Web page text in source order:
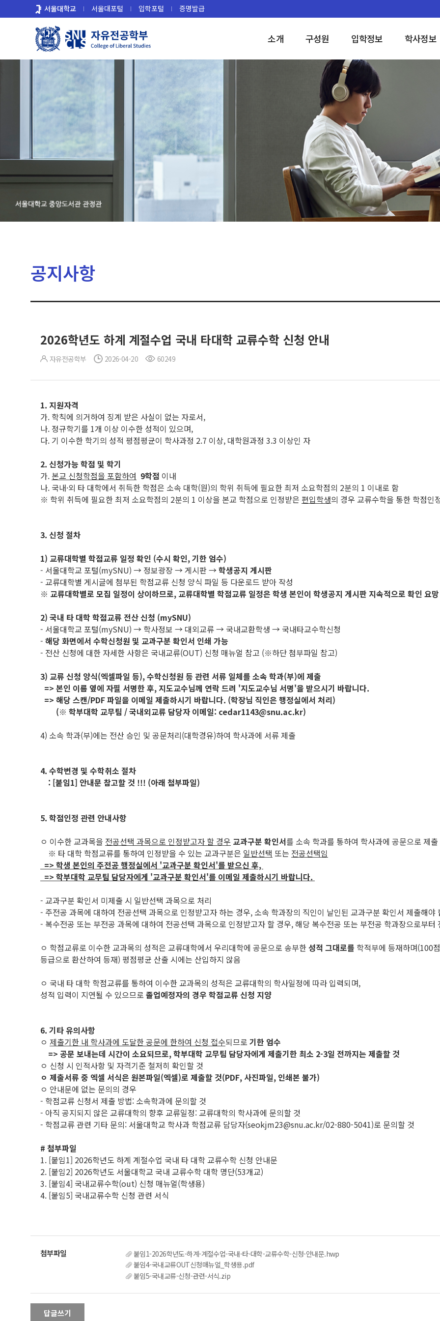
로
서울대학교 서울대포털 입학포털 증명발급
소개 구성원 입학정보 학사정보
공지사항
2026학년도 하계 계절수업 국내 타대학 교류수학 신청 안내
자유전공학부 2026-04-20 60249
1. 지원자격
가. 학칙에 의거하여 징계 받은 사실이 없는 자로서,
나. 정규학기를 1개 이상 이수한 성적이 있으며,
다. 기 이수한 학기의 성적 평점평균이 학사과정 2.7 이상, 대학원과정 3.3 이상인 자
2. 신청가능 학점 및 학기
가. 본교 신청학점을 포함하여 9학점 이내
나. 국내·외 타 대학에서 취득한 학점은 소속 대학(원)의 학위 취득에 필요한 최저 소요학점의 2분의 1 이내로 함
※ 학위 취득에 필요한 최저 소요학점의 2분의 1 이상을 본교 학점으로 인정받은 편입학생의 경우 교류수학을 통한 학점인
3. 신청 절차
1) 교류대학별 학점교류 일정 확인 (수시 확인, 기한 엄수)
- 서울대학교 포털(mySNU) → 정보광장 → 게시판 →학생공지 게시판
- 교류대학별 게시글에 첨부된 학점교류 신청 양식 파일 등 다운로드 받아 작성
※ 교류대학별로 모집 일정이 상이하므로, 교류대학별 학점교류 일정은 학생 본인이 학생공지 게시판 지속적으로 확인 요망
2) 국내 타 대학 학점교류 전산 신청 (mySNU)
- 서울대학교 포털(mySNU) → 학사정보 → 대외교류 → 국내교환학생 → 국내타교수학신청
- 해당 화면에서 수학신청원 및 교과구분 확인서 인쇄 가능
- 전산 신청에 대한 자세한 사항은 국내교류(OUT) 신청 매뉴얼 참고 (※하단 첨부파일 참고)
3) 교류 신청 양식(엑셀파일 등), 수학신청원 등 관련 서류 일체를 소속 학과(부)에 제출
=> 본인 이름 옆에 자필 서명한 후, 지도교수님께 연락 드려 '지도교수님 서명'을 받으시기 바랍니다.
=> 해당 스캔/PDF 파일을 이메일 제출하시기 바랍니다. (학장님 직인은 행정실에서 처리)
(※ 학부대학 교무팀 / 국내외교류 담당자 이메일: cedar1143@snu.ac.kr)
4) 소속 학과(부)에는 전산 승인 및 공문처리(대학경유)하여 학사과에 서류 제출
4. 수학변경 및 수학취소 절차
: [붙임1] 안내문 참고할 것 !!! (아래 첨부파일)
5. 학점인정 관련 안내사항
ㅇ 이수한 교과목을 전공선택 과목으로 인정받고자 할 경우 교과구분 확인서를 소속 학과를 통하여 학사과에 공문으로 제출
※ 타 대학 학점교류를 통하여 인정받을 수 있는 교과구분은 일반선택 또는 전공선택임
=> 학생 본인의 주전공 행정실에서 '교과구분 확인서'를 받으신 후,
=> 학부대학 교무팀 담당자에게 '교과구분 확인서'를 이메일 제출하시기 바랍니다.
- 교과구분 확인서 미제출 시 일반선택 과목으로 처리
- 주전공 과목에 대하여 전공선택 과목으로 인정받고자 하는 경우, 소속 학과장의 직인이 날인된 교과구분 확인서 제출해야
- 복수전공 또는 부전공 과목에 대하여 전공선택 과목으로 인정받고자 할 경우, 해당 복수전공 또는 부전공 학과장으로부
ㅇ 학점교류로 이수한 교과목의 성적은 교류대학에서 우리대학에 공문으로 송부한성적 그대로를 학적부에 등재하며(100
등급으로 환산하여 등재) 평점평균 산출 시에는 산입하지 않음
ㅇ 국내 타 대학 학점교류를 통하여 이수한 교과목의 성적은 교류대학의 학사일정에 따라 입력되며,
성적 입력이 지연될 수 있으므로 졸업예정자의 경우 학점교류 신청 지양
6. 기타 유의사항
ㅇ 제출기한 내 학사과에 도달한 공문에 한하여 신청 접수되므로 기한 엄수
=> 공문 보내는데 시간이 소요되므로, 학부대학 교무팀 담당자에게 제출기한 최소 2-3일 전까지는 제출할 것
ㅇ 신청 시 인적사항 및 자격기준 철저히 확인할 것
ㅇ 제출서류 중 엑셀 서식은 원본파일(엑셀)로 제출할 것(PDF, 사진파일, 인쇄본 불가)
ㅇ 안내문에 없는 문의의 경우
- 학점교류 신청서 제출 방법: 소속학과에 문의할 것
- 아직 공지되지 않은 교류대학의 향후 교류일정: 교류대학의 학사과에 문의할 것
- 학점교류 관련 기타 문의: 서울대학교 학사과 학점교류 담당자(seokjm23@snu.ac.kr/02-880-5041)로 문의할 것
# 첨부파일
1. [붙임1] 2026학년도 하계 계절수업 국내 타 대학 교류수학 신청 안내문
2. [붙임2] 2026학년도 서울대학교 국내 교류수학 대학 명단(53개교)
3. [붙임4] 국내교류수학(out) 신청 매뉴얼(학생용)
4. [붙임5] 국내교류수학 신청 관련 서식
붙임1-2026학년도-하계-계절수업-국내-타-대학-교류수학-신청-안내문.hwp
붙임4-국내교류OUT신청매뉴얼_학생용.pdf
붙임5-국내교류-신청-관련-서식.zip
답글쓰기